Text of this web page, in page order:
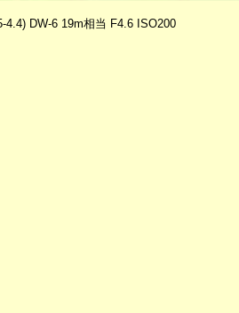
4.4) DW-6 19m相当 F4.6 ISO200